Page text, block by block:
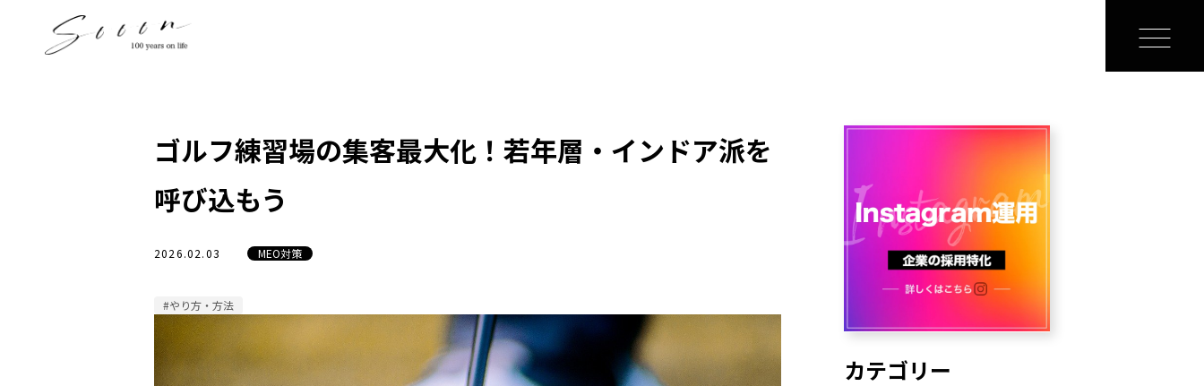
ゴルフ練習場の集客最大化！若年層・インドア派を
呼び込もう
2026.02.03 MEO対策
#やり方・方法
カテゴリー